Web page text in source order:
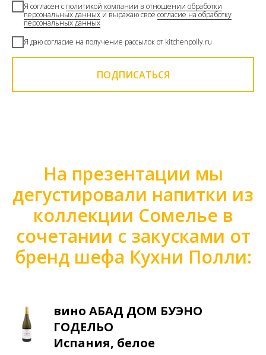
Я согласен с политикой компании в отношении обработки
персональных данныхи выражаю своесогласие на обработку
персональных данных
Я даю согласие на получение рассылок от kitchenpolly.ru
ПОДПИСАТЬСЯ
На презентации мы
дегустировали напитки из
коллекции Сомелье в
сочетании с закусками от
бренд шефа Кухни Полли:
вино АБАД ДОМ БУЭНО
ГОДЕЛЬО
Испания, белое